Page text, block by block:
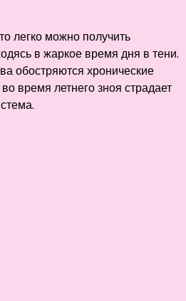
легко можно получить
в жаркое время дня в тени.
обостряются хронические
время летнего зноя страдает